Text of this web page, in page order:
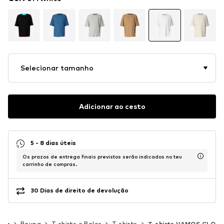
Selecionar tamanho
Adicionar ao cesto
5 - 8 dias úteis
Os prazos de entrega finais previstos serão indicados no teu
carrinho de compras.
30 Dias de direito de devolução